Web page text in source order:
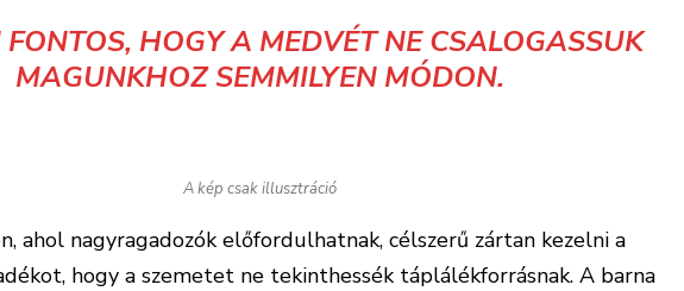
HOGY A MEDVÉT NE CSALOGASSUK
MAGUNKHOZ SEMMILYEN MÓDON.
A kép csak illusztráció
ahol nagyragadozók előfordulhatnak, célszerű zártan kezelni a
hogy a szemetet ne tekinthessék táplálékforrásnak. A barna